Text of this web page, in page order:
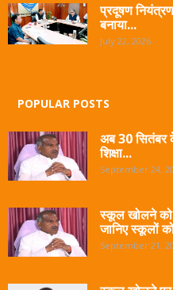
प्रदूषण
बनाया...
July 22, 2026
POPULAR POSTS
अब 30 सितंबर
शिक्षा...
September 24,
स्कूल खोलने को
जानिए स्कूलों
September 21,